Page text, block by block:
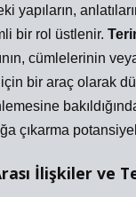
yapıların,
bir rol üstlenir.
cümlelerinin
için bir araç olarak
çıkarma
İlişkiler ve